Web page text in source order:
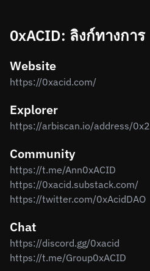
0xACID: ลิงก์ทางการ
Website
https://0xacid.com/
Explorer
Community
https://t.me/Ann0xACID
https://0xacid.substack.com/
https://twitter.com/0xAcidDAO
Chat
https://discord.gg/0xacid
https://t.me/Group0xACID